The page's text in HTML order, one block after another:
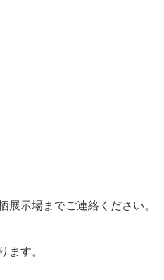
展示場までご連絡ください。
ます。